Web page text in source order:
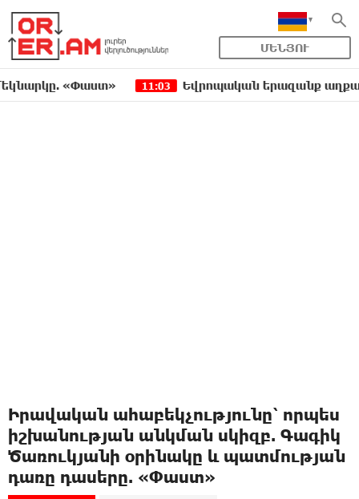
ՄԵՆՅՈՒ
«Փաստ» 11:03 Եվրոպական երազանք
Իրավական ահաբեկչությունը՝ որպես
իշխանության անկման սկիզբ. Գագիկ
Ծառուկյանի օրինակը և պատմության
դառը դասերը. «Փաստ»